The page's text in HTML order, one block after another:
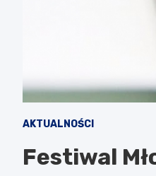
AKTUALNOŚCI
Festiwal